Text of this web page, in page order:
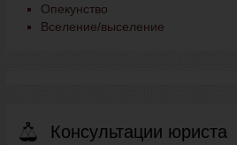
Опекунство
Вселение/выселение
Консультации юриста